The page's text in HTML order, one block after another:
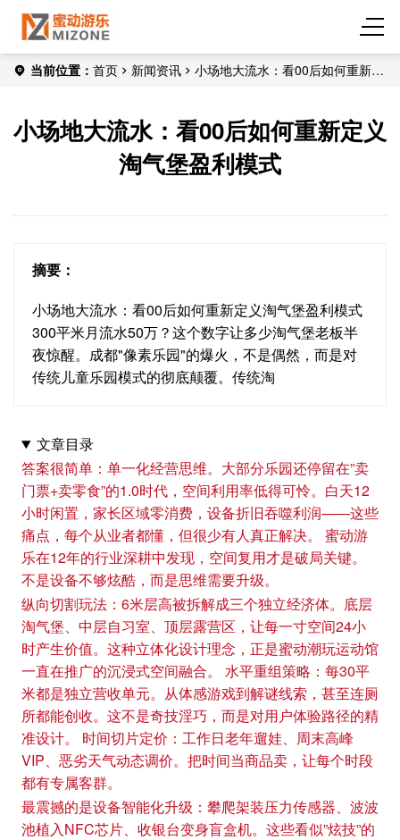
当前位置： 首页 新闻资讯
小场地大流水：看00后如何重新定
小场地大流水：看00后如何重新定义
淘气堡盈利模式
摘要：
小场地大流水：看00后如何重新定义淘气堡盈利模式
300平米月流水50万？这个数字让多少淘气堡老板半
夜惊醒。成都"像素乐园"的爆火，不是偶然，而是对
传统儿童乐园模式的彻底颠覆。传统淘
文章目录
答案很简单：单一化经营思维。大部分乐园还停留在”卖
门票+卖零食”的1.0时代，空间利用率低得可怜。白天12
小时闲置，家长区域零消费，设备折旧吞噬利润——这些
痛点，每个从业者都懂，但很少有人真正解决。 蜜动游
乐在12年的行业深耕中发现，空间复用才是破局关键。
不是设备不够炫酷，而是思维需要升级。
纵向切割玩法：6米层高被拆解成三个独立经济体。底层
淘气堡、中层自习室、顶层露营区，让每一寸空间24小
时产生价值。这种立体化设计理念，正是蜜动潮玩运动馆
一直在推广的沉浸式空间融合。 水平重组策略：每30平
米都是独立营收单元。从体感游戏到解谜线索，甚至连厕
所都能创收。这不是奇技淫巧，而是对用户体验路径的精
准设计。 时间切片定价：工作日老年遛娃、周末高峰
VIP、恶劣天气动态调价。把时间当商品卖，让每个时段
都有专属客群。
最震撼的是设备智能化升级：攀爬架装压力传感器、波波
池植入NFC芯片、收银台变身盲盒机。这些看似”炫技”的